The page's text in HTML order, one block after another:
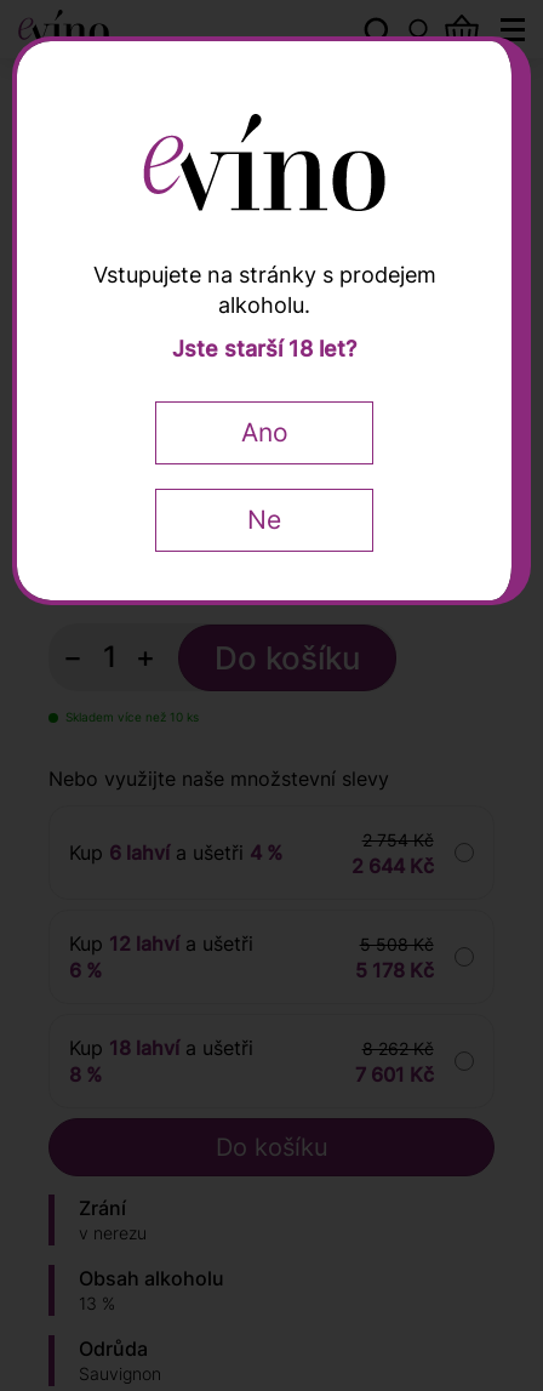
Alto Adige Sauvignon
DOC 2025, Peter
Zemmer, 0,75l
− +
Skladem více než 10 ks
Nebo využijte naše množstevní slevy
Kup 6 lahvía ušetři 4 %
2 754 Kč
2 644 Kč
Kup 12 lahvía ušetři
6 %
5 508 Kč
5 178 Kč
Kup 18 lahvía ušetři
8 %
8 262 Kč
7 601 Kč
Zrání
v nerezu
Obsah alkoholu
13 %
Odrůda
Sauvignon
Vstupujete na stránky s prodejem
alkoholu.
Jste starší 18 let?
Ano
Ne